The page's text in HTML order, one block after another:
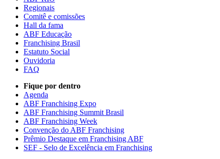
Regionais
Comitê e comissões
Hall da fama
ABF Educação
Franchising Brasil
Estatuto Social
Ouvidoria
FAQ
Fique por dentro
Agenda
ABF Franchising Expo
ABF Franchising Summit Brasil
ABF Franchising Week
Convenção do ABF Franchising
Prêmio Destaque em Franchising ABF
SEF - Selo de Excelência em Franchising